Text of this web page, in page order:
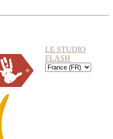
LE STUDIO
FLASH